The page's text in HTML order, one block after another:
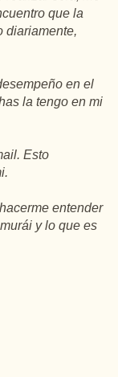
que la
diariamente,
en el
la tengo en mi
Esto
entender
y lo que es